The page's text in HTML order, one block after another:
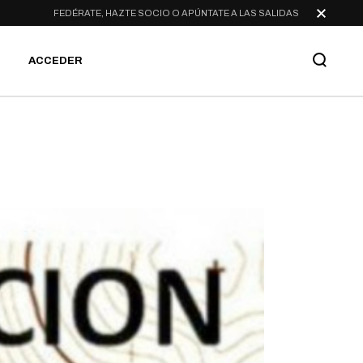
FEDÉRATE, HAZTE SOCIO O APÚNTATE A LAS SALIDAS
ACCEDER